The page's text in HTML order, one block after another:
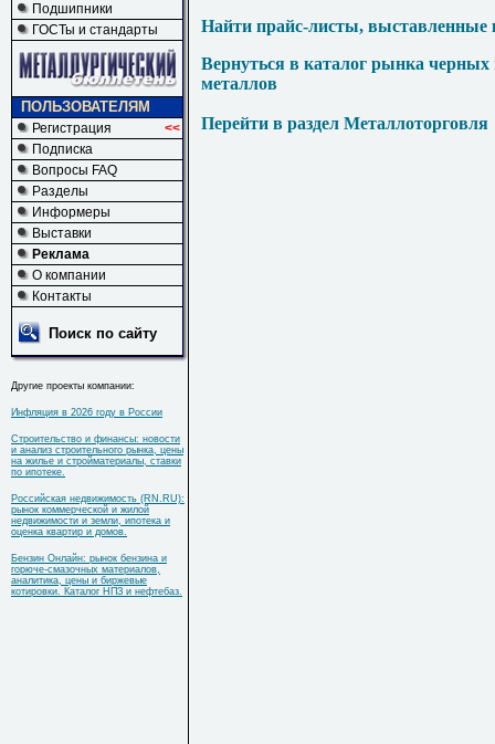
Подшипники
ГОСТы и стандарты
ПОЛЬЗОВАТЕЛЯМ
Регистрация
<<
Подписка
Вопросы FAQ
Разделы
Информеры
Выставки
Реклама
О компании
Контакты
Поиск по сайту
Другие проекты компании:
Инфляция в 2026 году в России
Строительство и финансы: новости
и анализ строительного рынка, цены
на жилье и стройматериалы, ставки
по ипотеке.
Российская недвижимость (RN.RU):
рынок коммерческой и жилой
недвижимости и земли, ипотека и
оценка квартир и домов.
Бензин Онлайн: рынок бензина и
горюче-смазочных материалов,
аналитика, цены и биржевые
котировки. Каталог НПЗ и нефтебаз.
Найти прайс-листы, выставленные
Вернуться в каталог рынка
металлов
Перейти в раздел Металлоторговля